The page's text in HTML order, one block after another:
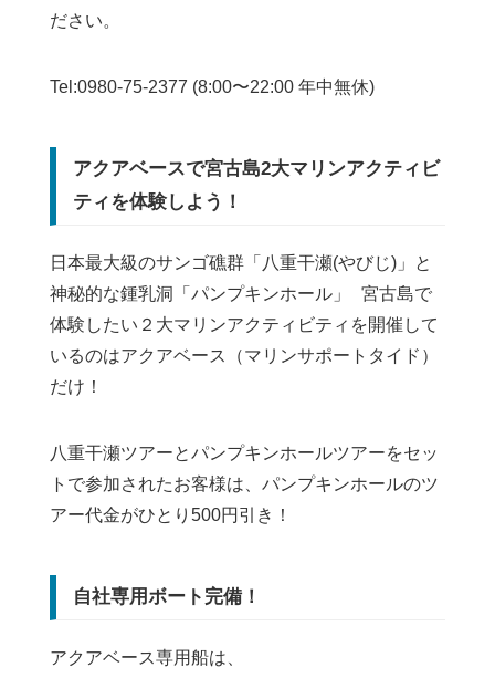
ださい。
Tel:0980-75-2377 (8:00〜22:00 年中無休)
アクアベースで宮古島2大マリンアクティビ
ティを体験しよう！
日本最大級のサンゴ礁群「八重干瀬(やびじ)」と
神秘的な鍾乳洞「パンプキンホール」 宮古島で
体験したい２大マリンアクティビティを開催して
いるのはアクアベース（マリンサポートタイド）
だけ！
八重干瀬ツアーとパンプキンホールツアーをセッ
トで参加されたお客様は、パンプキンホールのツ
アー代金がひとり500円引き！
自社専用ボート完備！
アクアベース専用船は、